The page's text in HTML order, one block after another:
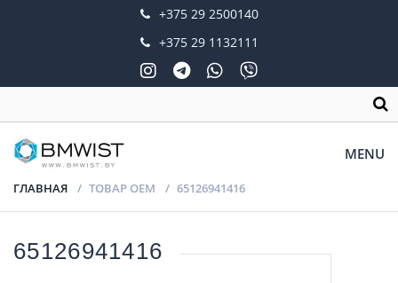
+375 29 2500140
+375 29 1132111
MENU
ГЛАВНАЯ ТОВАР OEM 65126941416
65126941416